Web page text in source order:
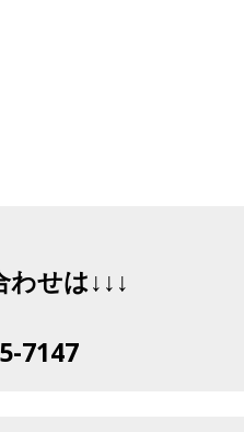
わせは↓↓↓
7147